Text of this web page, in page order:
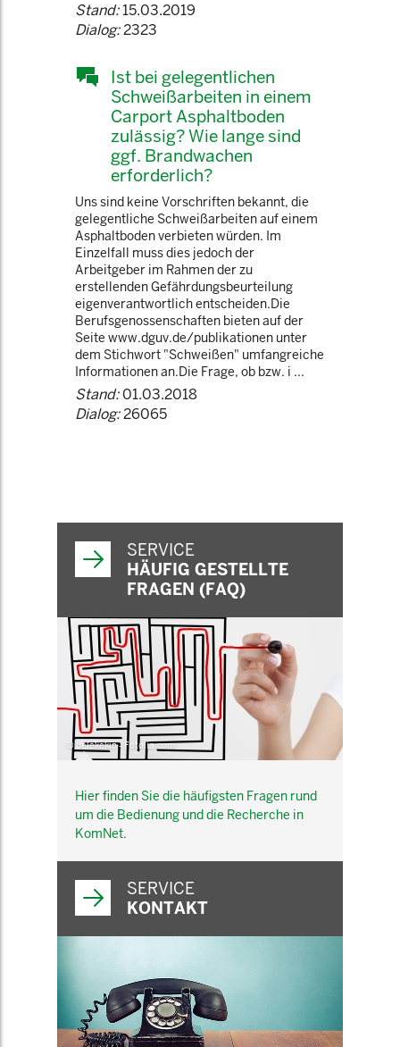
Stand:15.03.2019
Dialog:2323
Ist bei gelegentlichen
Schweißarbeiten in einem
Carport Asphaltboden
zulässig? Wie lange sind
ggf. Brandwachen
erforderlich?
Uns sind keine Vorschriften bekannt, die
gelegentliche Schweißarbeiten auf einem
Asphaltboden verbieten würden. Im
Einzelfall muss dies jedoch der
Arbeitgeber im Rahmen der zu
erstellenden Gefährdungsbeurteilung
eigenverantwortlich entscheiden.Die
Berufsgenossenschaften bieten auf der
Seite www.dguv.de/publikationen unter
dem Stichwort "Schweißen" umfangreiche
Informationen an.Die Frage, ob bzw. i ...
Stand:01.03.2018
Dialog:26065
SERVICE
HÄUFIG GESTELLTE
FRAGEN (FAQ)
© belekekin - Fotolia.com
Hier finden Sie die häufigsten Fragen rund
um die Bedienung und die Recherche in
KomNet.
SERVICE
KONTAKT